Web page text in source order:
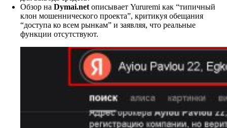
Обзор на Dymai.net описывает Yururemi как “типичный
клон мошеннического проекта”, критикуя обещания
“доступа ко всем рынкам” и заявляя, что реальные
функции отсутствуют.